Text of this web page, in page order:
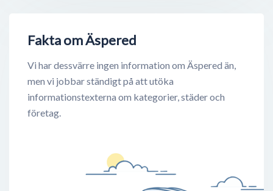
Fakta om Äspered
Vi har dessvärre ingen information om Äspered än,
men vi jobbar ständigt på att utöka
informationstexterna om kategorier, städer och
företag.